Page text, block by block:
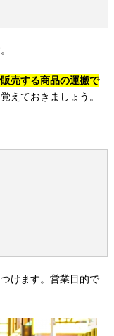
売する商品の運搬で
えておきましょう。
けます。営業目的で